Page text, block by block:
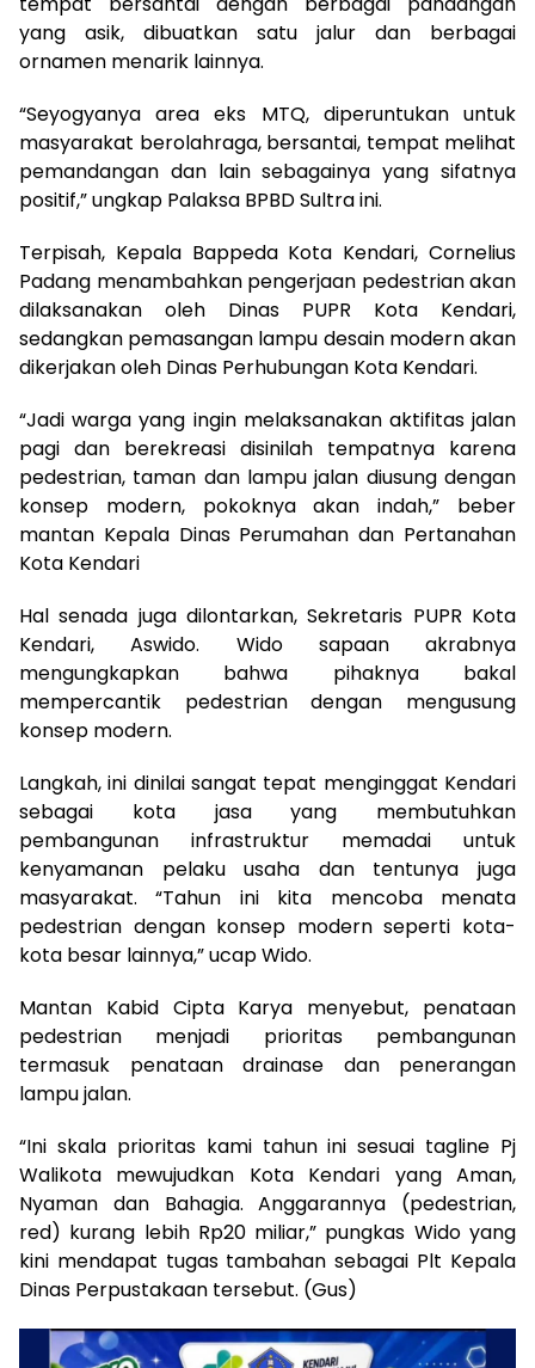
yang asik, dibuatkan satu jalur dan berbagai
ornamen menarik lainnya.
“Seyogyanya area eks MTQ, diperuntukan untuk
masyarakat berolahraga, bersantai, tempat melihat
pemandangan dan lain sebagainya yang sifatnya
positif,” ungkap Palaksa BPBD Sultra ini.
Terpisah, Kepala Bappeda Kota Kendari, Cornelius
Padang menambahkan pengerjaan pedestrian akan
dilaksanakan oleh Dinas PUPR Kota Kendari,
sedangkan pemasangan lampu desain modern akan
dikerjakan oleh Dinas Perhubungan Kota Kendari.
“Jadi warga yang ingin melaksanakan aktifitas jalan
pagi dan berekreasi disinilah tempatnya karena
pedestrian, taman dan lampu jalan diusung dengan
konsep modern, pokoknya akan indah,” beber
mantan Kepala Dinas Perumahan dan Pertanahan
Kota Kendari
Hal senada juga dilontarkan, Sekretaris PUPR Kota
Kendari, Aswido. Wido sapaan akrabnya
mengungkapkan bahwa pihaknya bakal
mempercantik pedestrian dengan mengusung
konsep modern.
Langkah, ini dinilai sangat tepat menginggat Kendari
sebagai kota jasa yang membutuhkan
pembangunan infrastruktur memadai untuk
kenyamanan pelaku usaha dan tentunya juga
masyarakat. “Tahun ini kita mencoba menata
pedestrian dengan konsep modern seperti kota-
kota besar lainnya,” ucap Wido.
Mantan Kabid Cipta Karya menyebut, penataan
pedestrian menjadi prioritas pembangunan
termasuk penataan drainase dan penerangan
lampu jalan.
“Ini skala prioritas kami tahun ini sesuai tagline Pj
Walikota mewujudkan Kota Kendari yang Aman,
Nyaman dan Bahagia. Anggarannya (pedestrian,
red) kurang lebih Rp20 miliar,” pungkas Wido yang
kini mendapat tugas tambahan sebagai Plt Kepala
Dinas Perpustakaan tersebut. (Gus)